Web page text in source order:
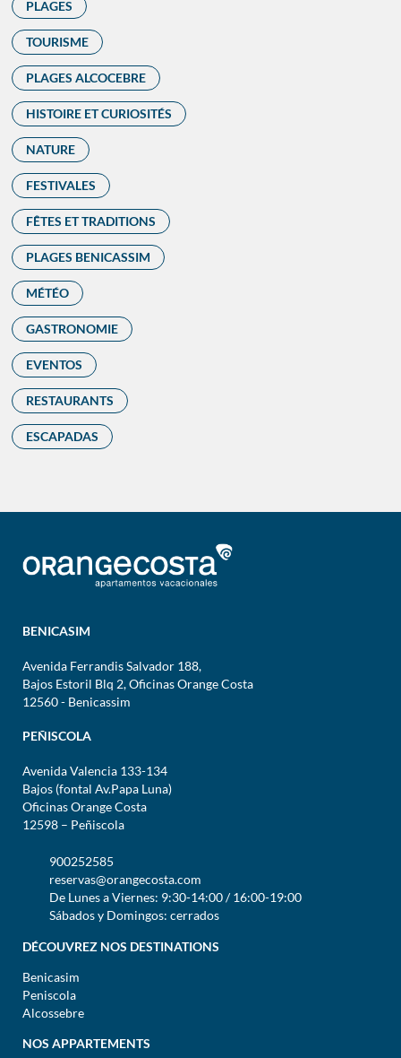
PLAGES
TOURISME
PLAGES ALCOCEBRE
HISTOIRE ET CURIOSITÉS
NATURE
FESTIVALES
FÊTES ET TRADITIONS
PLAGES BENICASSIM
MÉTÉO
GASTRONOMIE
EVENTOS
RESTAURANTS
ESCAPADAS
BENICASIM
Avenida Ferrandis Salvador 188,
Bajos Estoril Blq 2, Oficinas Orange Costa
12560 - Benicassim
PEÑISCOLA
Avenida Valencia 133-134
Bajos (fontal Av.Papa Luna)
Oficinas Orange Costa
12598 – Peñiscola
900252585
reservas@orangecosta.com
De Lunes a Viernes: 9:30-14:00 / 16:00-19:00
Sábados y Domingos: cerrados
DÉCOUVREZ NOS DESTINATIONS
Benicasim
Peniscola
Alcossebre
NOS APPARTEMENTS